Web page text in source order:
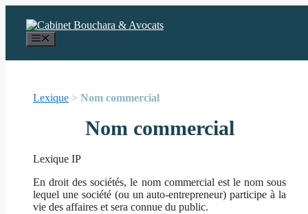
contenu
Lexique > Nom commercial
Nom commercial
Lexique IP
En droit des sociétés, le nom commercial est le nom sous
lequel une société (ou un auto-entrepreneur) participe à la
vie des affaires et sera connue du public.